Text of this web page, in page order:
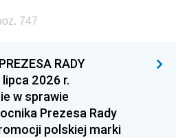
747
RADY
2026 r.
w sprawie
Prezesa Rady
polskiej marki